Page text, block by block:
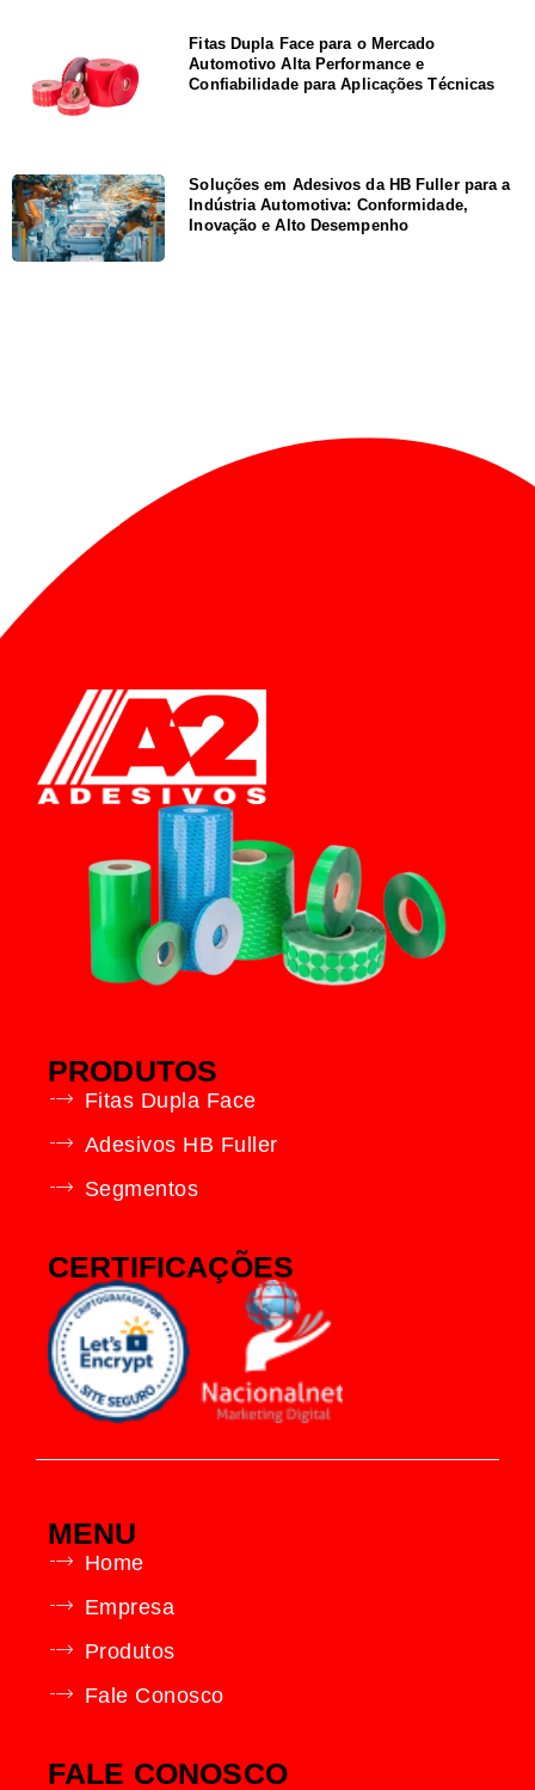
Fitas Dupla Face para o Mercado
Automotivo Alta Performance e
Confiabilidade para Aplicações Técnicas
Soluções em Adesivos da HB Fuller para a
Indústria Automotiva: Conformidade,
Inovação e Alto Desempenho
PRODUTOS
Fitas Dupla Face
Adesivos HB Fuller
Segmentos
CERTIFICAÇÕES
MENU
Home
Empresa
Produtos
Fale Conosco
FALE CONOSCO